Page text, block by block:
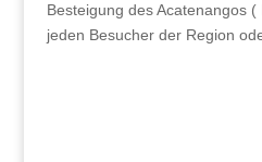
Besteigung des Acatenangos
jeden Besucher der Region